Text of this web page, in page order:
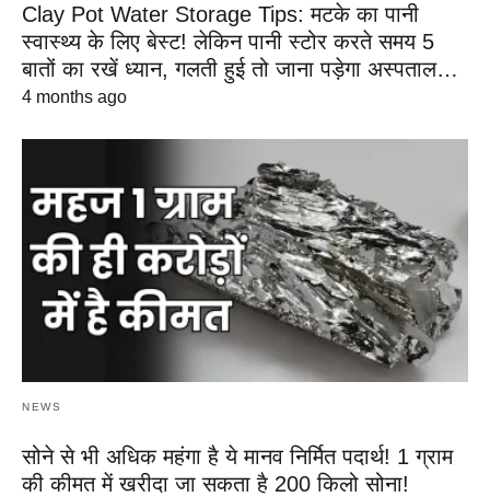
Clay Pot Water Storage Tips: मटके का पानी
स्वास्थ्य के लिए बेस्ट! लेकिन पानी स्टोर करते समय 5
बातों का रखें ध्यान, गलती हुई तो जाना पड़ेगा अस्पताल…
4 months ago
NEWS
सोने से भी अधिक महंगा है ये मानव निर्मित पदार्थ! 1 ग्राम
की कीमत में खरीदा जा सकता है 200 किलो सोना!